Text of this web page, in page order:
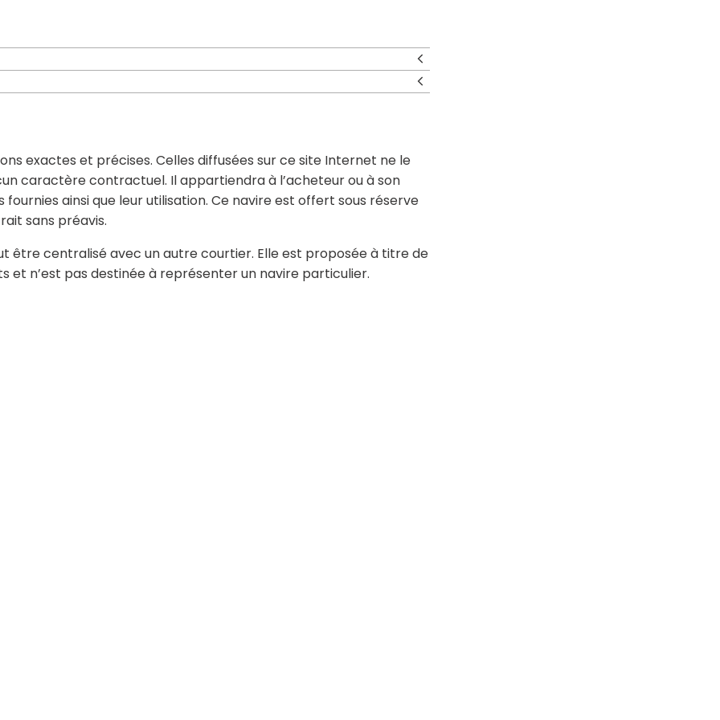
exactes et précises. Celles diffusées sur ce site Internet ne le
caractère contractuel. Il appartiendra à l’acheteur ou à son
ainsi que leur utilisation. Ce navire est offert sous réserve
sans préavis.
être centralisé avec un autre courtier. Elle est proposée à titre de
n’est pas destinée à représenter un navire particulier.